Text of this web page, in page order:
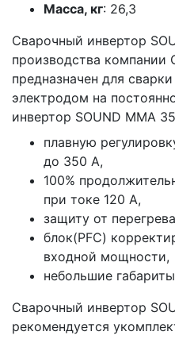
Масса, кг: 26,3
Сварочный инвертор
производства компании
предназначен для
электродом на
инвертор SOUND MMA
плавную
до 350 А,
100%
при токе 120 А,
защиту от
блок(PFC)
входной мощности,
небольшие
Сварочный инвертор
рекомендуется